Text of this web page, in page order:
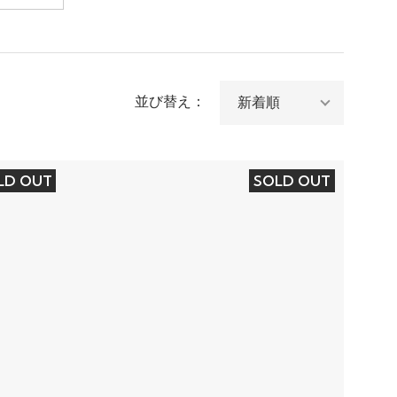
並び替え：
OUT SOLD OUT